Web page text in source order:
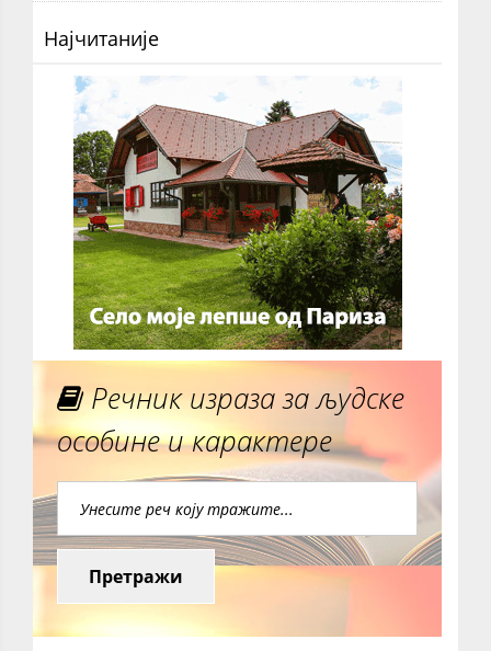
Најчитаније
Речник израза за људске
особине и карактере
Претражи